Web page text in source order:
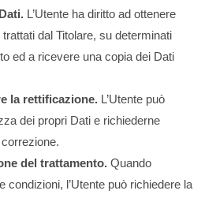
L’Utente ha diritto ad ottenere
dal Titolare, su determinati
ed a ricevere una copia dei Dati
la rettificazione. L’Utente può
dei propri Dati e richiederne
correzione.
del trattamento. Quando
condizioni, l’Utente può richiedere la